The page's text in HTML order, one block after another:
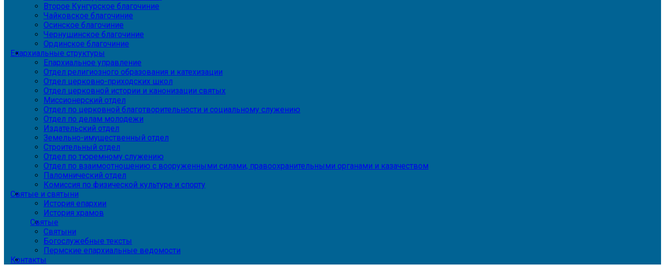
Второе Кунгурское благочиние
Чайковское благочиние
Осинское благочиние
Чернушинское благочиние
Ординское благочиние
Епархиальные структуры
Епархиальное управление
Отдел религиозного образования и катехизации
Отдел церковно-приходских школ
Отдел церковной истории и канонизации святых
Миссионерский отдел
Отдел по церковной благотворительности и социальному служению
Отдел по делам молодежи
Издательский отдел
Земельно-имущественный отдел
Строительный отдел
Отдел по тюремному служению
Отдел по взаимоотношению с вооруженными силами, правоохранительными органами и казачеством
Паломнический отдел
Комиссия по физической культуре и спорту
Святые и святыни
История епархии
История храмов
Святые
Святыни
Богослужебные тексты
Пермские епархиальные ведомости
Контакты